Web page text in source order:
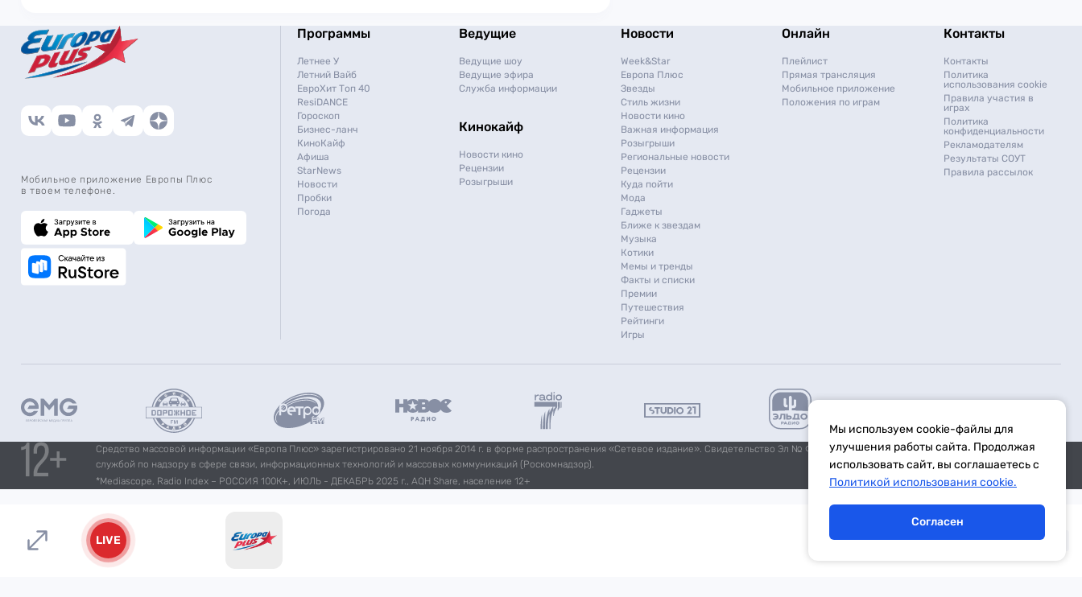
Мобильное приложение Европы Плюс
в твоем телефоне.
Программы
Летнее У
Летний Вайб
ЕвроХит Топ 40
ResiDANCE
Гороскоп
Бизнес-ланч
КиноКайф
Афиша
StarNews
Новости
Пробки
Погода
Ведущие
Ведущие шоу
Ведущие эфира
Служба информации
Кинокайф
Новости кино
Рецензии
Розыгрыши
Новости
Week&Star
Европа Плюс
Звезды
Стиль жизни
Новости кино
Важная информация
Розыгрыши
Региональные новости
Рецензии
Куда пойти
Мода
Гаджеты
Ближе к звездам
Музыка
Котики
Мемы и тренды
Факты и списки
Премии
Путешествия
Рейтинги
Игры
Онлайн
Плейлист
Прямая трансляция
Мобильное приложение
Положения по играм
Контакты
Контакты
Политика
использования cookie
Правила участия в
играх
Политика
конфиденциальности
Рекламодателям
Результаты СОУТ
Правила рассылок
Средство массовой информации «Европа Плюс» зарегистрировано 21 ноября 2014 г. в форме распространения «Сетевое издание». Свидетельство Эл № ФС77-59972 от 21.11.2014 выдано Федеральной
службой по надзору в сфере связи, информационных технологий и массовых коммуникаций (Роскомнадзор).
*Mediascope, Radio Index – РОССИЯ 100К+, ИЮЛЬ - ДЕКАБРЬ 2025 г., AQH Share, население 12+
LIVE
Мы используем cookie-файлы для
улучшения работы сайта. Продолжая
использовать сайт, вы соглашаетесь с
Политикой использования cookie.
Согласен